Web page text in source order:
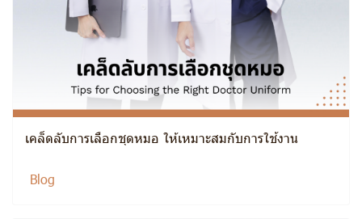
เคล็ดลับการเลือกชุดหมอ ให้เหมาะสมกับการใช้งาน
Blog